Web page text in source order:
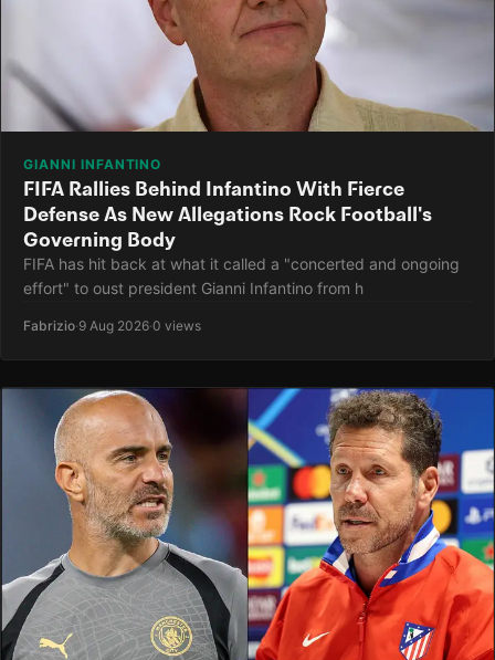
GIANNI INFANTINO
FIFA Rallies Behind Infantino With Fierce
Defense As New Allegations Rock Football's
Governing Body
FIFA has hit back at what it called a "concerted and ongoing
effort" to oust president Gianni Infantino from h
Fabrizio·9 Aug 2026·0 views